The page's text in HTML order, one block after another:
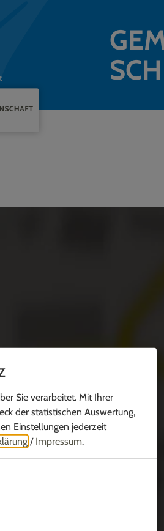
Sie verarbeitet. Mit Ihrer
der statistischen Auswertung,
Einstellungen jederzeit
/ Impressum.